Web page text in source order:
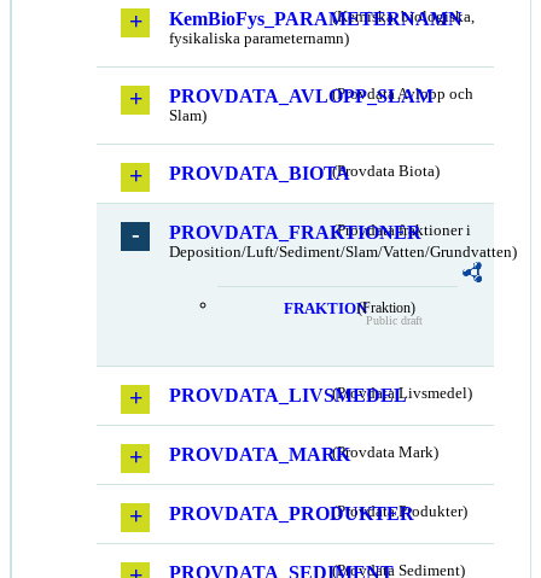
KemBioFys_PARAMETERNAMN
(Kemiska, biologiska,
fysikaliska parameternamn)
PROVDATA_AVLOPP_SLAM
(Provdata Avlopp och
Slam)
PROVDATA_BIOTA(Provdata Biota)
PROVDATA_FRAKTIONER
(Provdata fraktioner i
Deposition/Luft/Sediment/Slam/Vatten/Grundvatten)
FRAKTION(Fraktion)
Public draft
PROVDATA_LIVSMEDEL
(Provdata Livsmedel)
PROVDATA_MARK(Provdata Mark)
PROVDATA_PRODUKTER
(Provdata Produkter)
PROVDATA_SEDIMENT(Provdata Sediment)